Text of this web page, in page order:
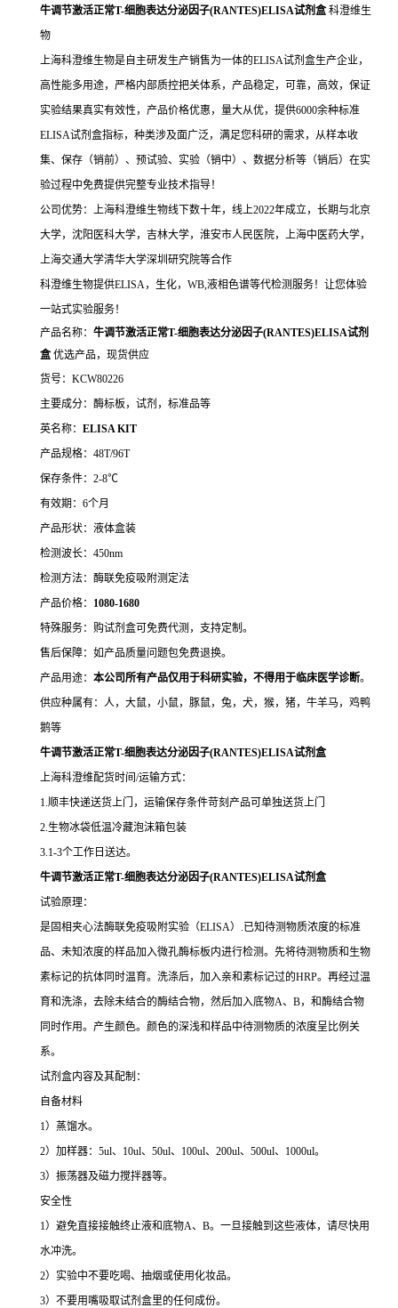
牛调节激活正常T-细胞表达分泌因子(RANTES)ELISA试剂盒 科澄维生
物
上海科澄维生物是自主研发生产销售为一体的ELISA试剂盒生产企业，
高性能多用途，严格内部质控把关体系，产品稳定，可靠，高效，保证
实验结果真实有效性，产品价格优惠，量大从优，提供6000余种标准
ELISA试剂盒指标，种类涉及面广泛，满足您科研的需求，从样本收
集、保存（销前）、预试验、实验（销中）、数据分析等（销后）在实
验过程中免费提供完整专业技术指导！
公司优势：上海科澄维生物线下数十年，线上2022年成立，长期与北京
大学，沈阳医科大学，吉林大学，淮安市人民医院，上海中医药大学，
上海交通大学清华大学深圳研究院等合作
科澄维生物提供ELISA，生化，WB,液相色谱等代检测服务！让您体验
一站式实验服务！
产品名称： 牛调节激活正常T-细胞表达分泌因子(RANTES)ELISA试剂
盒 优选产品，现货供应
货号：KCW80226
主要成分：酶标板，试剂，标准品等
英名称： ELISA KIT
产品规格：48T/96T
保存条件：2-8℃
有效期：6个月
产品形状：液体盒装
检测波长：450nm
检测方法：酶联免疫吸附测定法
产品价格： 1080-1680
特殊服务：购试剂盒可免费代测，支持定制。
售后保障：如产品质量问题包免费退换。
产品用途： 本公司所有产品仅用于科研实验，不得用于临床医学诊断。
供应种属有：人，大鼠，小鼠，豚鼠，兔，犬，猴，猪，牛羊马，鸡鸭
鹅等
牛调节激活正常T-细胞表达分泌因子(RANTES)ELISA试剂盒
上海科澄维配货时间/运输方式：
1.顺丰快递送货上门，运输保存条件苛刻产品可单独送货上门
2.生物冰袋低温冷藏泡沫箱包装
3.1-3个工作日送达。
牛调节激活正常T-细胞表达分泌因子(RANTES)ELISA试剂盒
试验原理：
是固相夹心法酶联免疫吸附实验（ELISA）.已知待测物质浓度的标准
品、未知浓度的样品加入微孔酶标板内进行检测。先将待测物质和生物
素标记的抗体同时温育。洗涤后，加入亲和素标记过的HRP。再经过温
育和洗涤，去除未结合的酶结合物，然后加入底物A、B，和酶结合物
同时作用。产生颜色。颜色的深浅和样品中待测物质的浓度呈比例关
系。
试剂盒内容及其配制：
自备材料
1）蒸馏水。
2）加样器：5ul、10ul、50ul、100ul、200ul、500ul、1000ul。
3）振荡器及磁力搅拌器等。
安全性
1）避免直接接触终止液和底物A、B。一旦接触到这些液体，请尽快用
水冲洗。
2）实验中不要吃喝、抽烟或使用化妆品。
3）不要用嘴吸取试剂盒里的任何成份。